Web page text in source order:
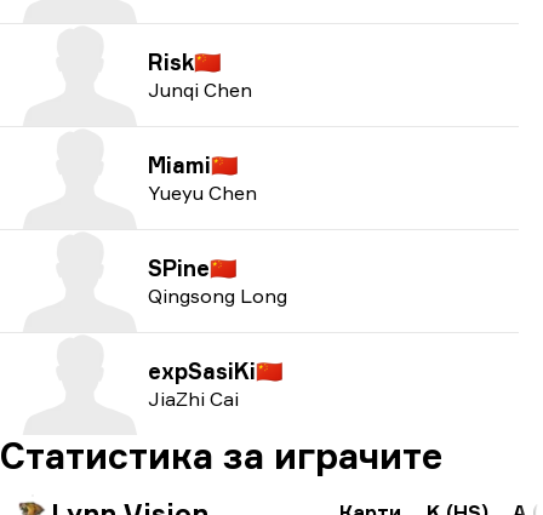
Risk🇨🇳
Junqi Chen
Miami🇨🇳
Yueyu Chen
SPine🇨🇳
Qingsong Long
expSasiKi🇨🇳
JiaZhi Cai
Статистика за играчите